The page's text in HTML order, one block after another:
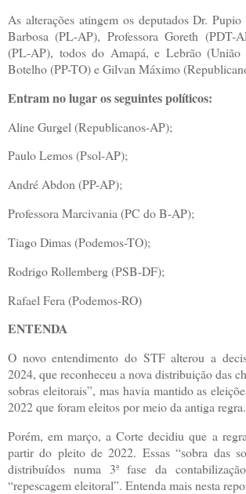
As alterações atingem os deputados Dr.
Barbosa (PL-AP), Professora Goreth (PDT-
(PL-AP), todos do Amapá, e Lebrão (União
Botelho (PP-TO) e Gilvan Máximo
Entram no lugar os seguintes políticos:
Aline Gurgel (Republicanos-AP);
Paulo Lemos (Psol-AP);
André Abdon (PP-AP);
Professora Marcivania (PC do B-AP);
Tiago Dimas (Podemos-TO);
Rodrigo Rollemberg (PSB-DF);
Rafael Fera (Podemos-RO)
ENTENDA
O novo entendimento do STF alterou a
2024, que reconheceu a nova distribuição das
sobras eleitorais”, mas havia mantido as
2022 que foram eleitos por meio da antiga regra.
Porém, em março, a Corte decidiu que a
partir do pleito de 2022. Essas “sobra das
distribuídos numa 3ª fase da
“repescagem eleitoral”. Entenda mais nesta